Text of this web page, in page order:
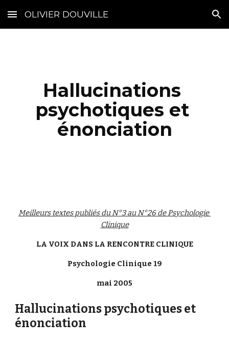
Skip to main content Skip to navigation
OLIVIER DOUVILLE
Hallucinations
psychotiques et
énonciation
Meilleurs textes publiés du N°3 au N°26 de Psychologie
Clinique
LA VOIX DANS LA RENCONTRE CLINIQUE
Psychologie Clinique 19
mai 2005
Hallucinations psychotiques et
énonciation